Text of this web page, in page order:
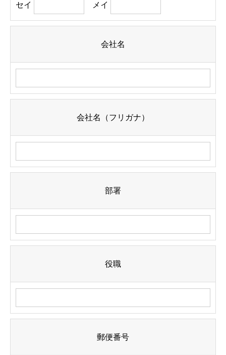
セイ メイ
会社名
会社名（フリガナ）
部署
役職
郵便番号